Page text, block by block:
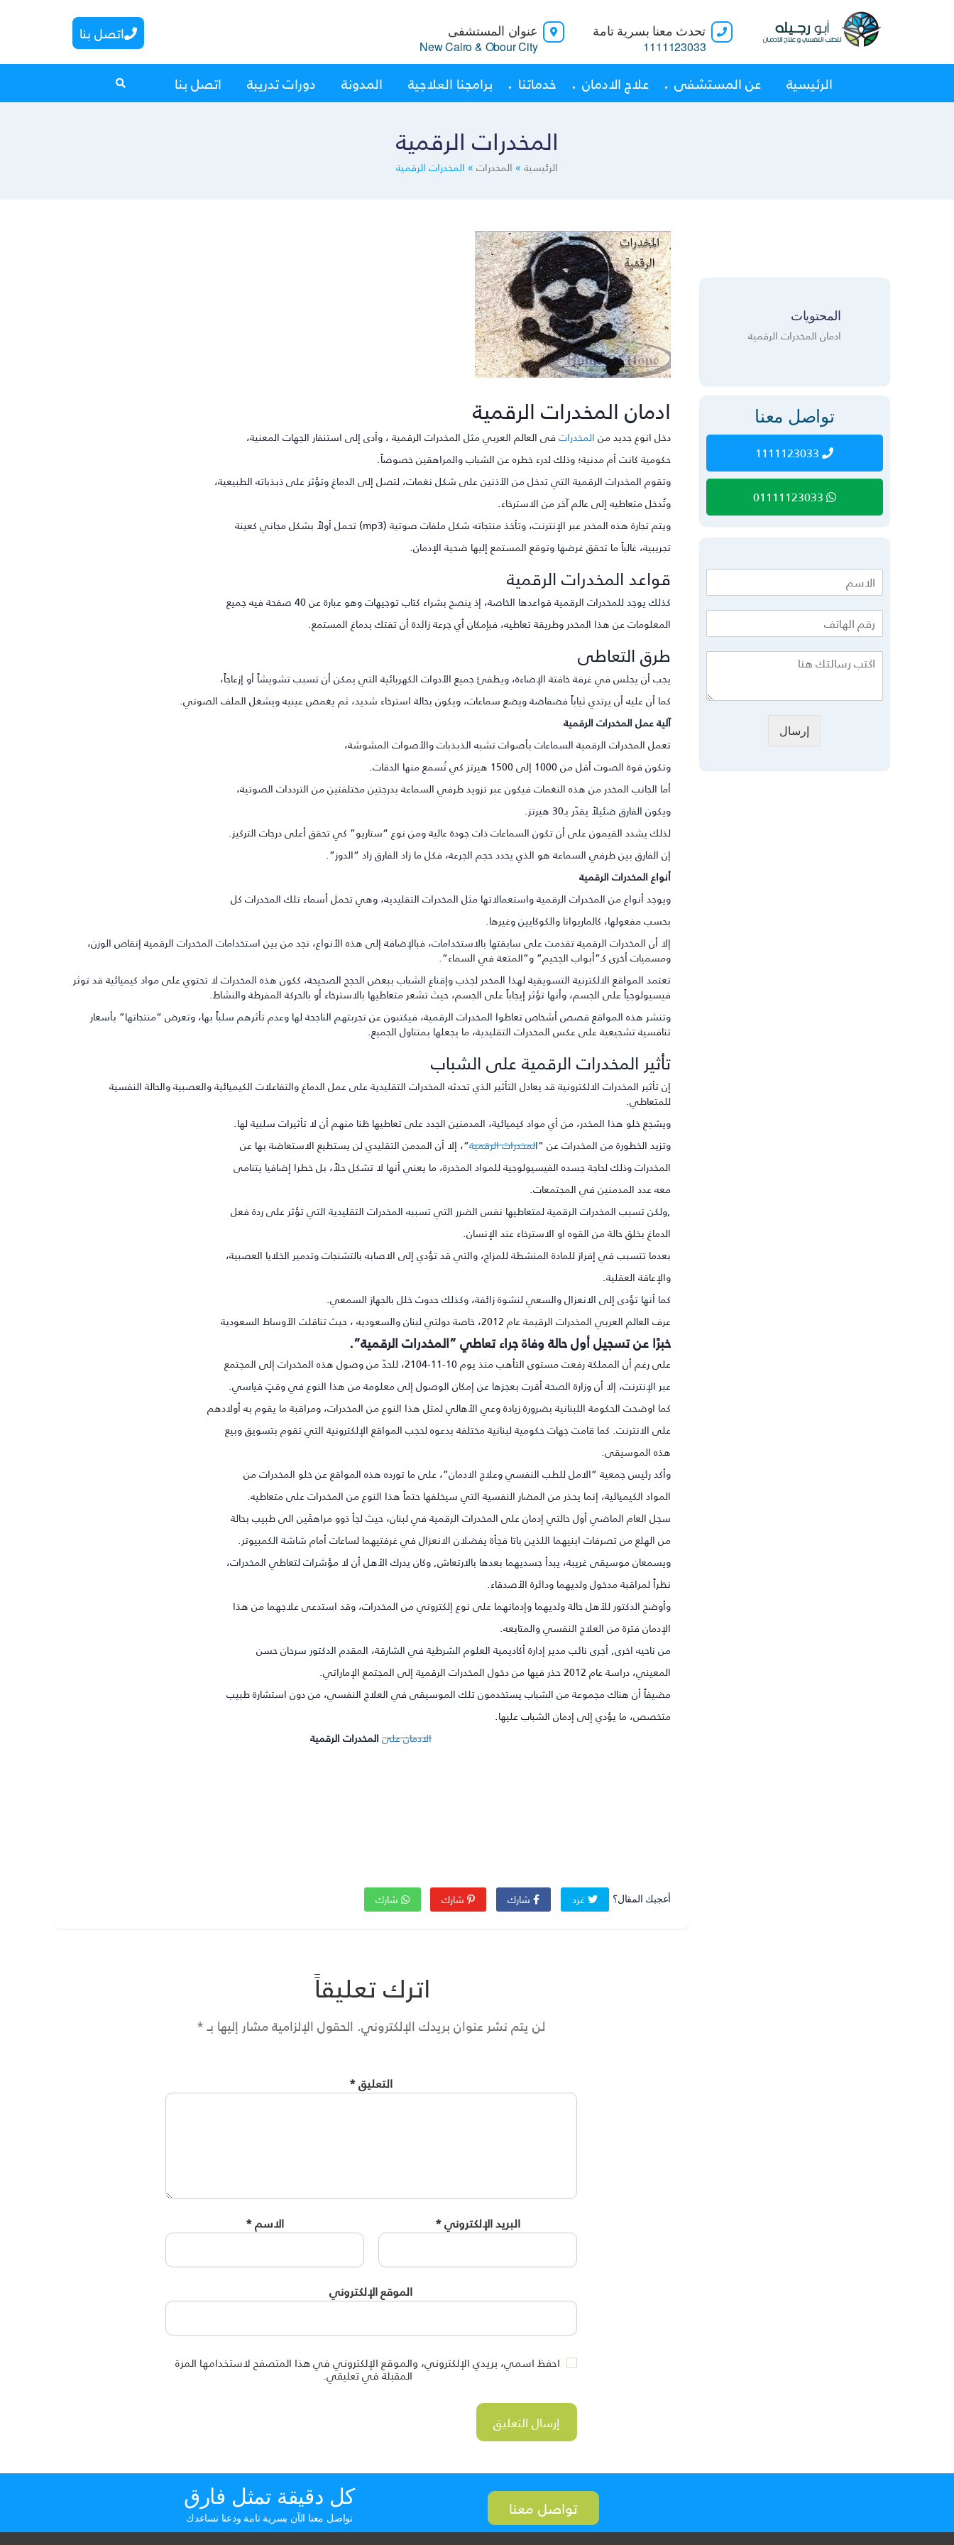
تحدث معنا بسرية تامة
1111123033
عنوان المستشفى
New Cairo & Obour City
اتصل بنا
الرئيسية عن المستشفى علاج الادمان خدماتنا برامجنا العلاجية المدونة دورات تدريبة اتصل بنا
المخدرات الرقمية
الرئيسية» المخدرات» المخدرات الرقمية
ادمان المخدرات الرقمية
دخل انوع جديد منالمخدراتفى العالم العربي مثل المخدرات الرقمية ، وأدى إلى استنفار الجهات المعنية،
حكومية كانت أم مدنية؛ وذلك لدرء خطره عن الشباب والمراهقين خصوصاً.
وتقوم المخدرات الرقمية التي تدخل من الأذنين على شكل نغمات، لتصل إلى الدماغ وتؤثر على ذبذباته الطبيعية،
وتُدخل متعاطيه إلى عالم آخر من الاسترخاء.
ويتم تجارة هذه المخدر عبر الإنترنت، وتأخذ منتجاته شكل ملفات صوتية (mp3) تحمل أولاً بشكل مجاني كعينة
تجريبية، غالباً ما تحقق غرضها وتوقع المستمع إليها ضحية الإدمان.
قواعد المخدرات الرقمية
كذلك يوجد للمخدرات الرقمية قواعدها الخاصة، إذ ينصح بشراء كتاب توجيهات وهو عبارة عن 40 صفحة فيه جميع
المعلومات عن هذا المخدر وطريقة تعاطيه، فبإمكان أي جرعة زائدة أن تفتك بدماغ المستمع.
طرق التعاطى
يجب أن يجلس في غرفة خافتة الإضاءة، ويطفئ جميع الأدوات الكهربائية التي يمكن أن تسبب تشويشاً أو إزعاجاً،
كما أن عليه أن يرتدي ثياباً فضفاضة ويضع سماعات، ويكون بحالة استرخاء شديد، ثم يغمض عينيه ويشغل الملف الصوتي.
آلية عمل المخدرات الرقمية
تعمل المخدرات الرقمية السماعات بأصوات تشبه الذبذبات والأصوات المشوشة،
وتكون قوة الصوت أقل من 1000 إلى 1500 هيرتز كي تُسمع منها الدقات.
أما الجانب المخدر من هذه النغمات فيكون عبر تزويد طرفي السماعة بدرجتين مختلفتين من الترددات الصوتية،
ويكون الفارق ضئيلاً يقدّر بـ30 هيرتز.
لذلك يشدد القيمون على أن تكون السماعات ذات جودة عالية ومن نوع “ستاريو” كي تحقق أعلى درجات التركيز.
إن الفارق بين طرفي السماعة هو الذي يحدد حجم الجرعة، فكل ما زاد الفارق زاد “الدوز”.
أنواع المخدرات الرقمية
ويوجد أنواع من المخدرات الرقمية واستعمالاتها مثل المخدرات التقليدية، وهي تحمل أسماء تلك المخدرات كل
بحسب مفعولها، كالماريوانا والكوكايين وغيرها.
إلا أن المخدرات الرقمية تقدمت على سابقتها بالاستخدامات، فبالإضافة إلى هذه الأنواع، نجد من بين استخدامات المخدرات الرقمية إنقاص الوزن،
ومسميات أخرى كـ”أبواب الجحيم” و”المتعة في السماء”.
تعتمد المواقع الالكترنية التسويقية لهذا المخدر لجذب وإقناع الشباب ببعض الحجج الصحيحة، ككون هذه المخدرات لا تحتوي على مواد كيميائية قد توثر
فيسيولوجياً على الجسم، وأنها تؤثر إيجاباً على الجسم، حيث تشعر متعاطيها بالاسترخاء أو بالحركة المفرطة والنشاط.
وتنشر هذه المواقع قصص أشخاص تعاطوا المخدرات الرقمية، فيكتبون عن تجربتهم الناجحة لها وعدم تأثرهم سلباً بها، وتعرض “منتجاتها” بأسعار
تنافسية تشجيعية على عكس المخدرات التقليدية، ما يجعلها بمتناول الجميع.
تأثير المخدرات الرقمية على الشباب
إن تأثير المخدرات الالكترونية قد يعادل التأثير الذي تحدثه المخدرات التقليدية على عمل الدماغ والتفاعلات الكيميائية والعصبية والحالة النفسية
للمتعاطي.
ويشجع خلو هذا المخدر، من أي مواد كيميائية، المدمنين الجدد على تعاطيها ظنا منهم أن لا تأثيرات سلبية لها.
وتزيد الخطورة من المخدرات عن “المخدرات الرقمية“، إلا أن المدمن التقليدي لن يستطيع الاستعاضة بها عن
المخدرات وذلك لحاجة جسده الفيسيولوجية للمواد المخدرة، ما يعني أنها لا تشكل حلاً، بل خطرا إضافيا يتنامى
معه عدد المدمنين في المجتمعات.
,ولكن تسبب المخدرات الرقمية لمتعاطيها نفس الضرر التي تسببه المخدرات التقليدية التي تؤثر على ردة فعل
الدماغ بخلق حالة من القوه او الاسترخاء عند الإنسان.
بعدما تتسبب في إفراز للمادة المنشطة للمزاج، والتي قد تؤدي إلى الاصابه بالتشنجات وتدمير الخلايا العصبية،
والإعاقة العقلية.
كما أنها تؤدى إلى الانعزال والسعي لنشوة زائفة، وكذلك حدوث خلل بالجهاز السمعي.
عرف العالم العربي المخدرات الرقيمة عام 2012، خاصة دولتي لبنان والسعوديه ، حيث تناقلت الأوساط السعودية
خبرًا عن تسجيل أول حالة وفاة جراء تعاطي ”المخدرات الرقمية”.
على رغم أن المملكة رفعت مستوى التأهب منذ يوم 10-11-2104، للحدّ من وصول هذه المخدرات إلى المجتمع
عبر الإنترنت، إلا أن وزارة الصحة أقرت بعجزها عن إمكان الوصول إلى معلومة من هذا النوع في وقتٍ قياسي.
كما اوضحت الحكومة اللبنانية بضرورة زيادة وعي الأهالي لمثل هذا النوع من المخدرات، ومراقبة ما يقوم به أولادهم
على الانترنت. كما قامت جهات حكومية لبنانية مختلفة بدعوه لحجب المواقع الإلكترونية التي تقوم بتسويق وبيع
هذه الموسيقى.
وأكد رئيس جمعية ”الامل للطب النفسي وعلاج الادمان”، على ما تورده هذه المواقع عن خلو المخدرات من
المواد الكيميائية، إنما يحذر من المضار النفسية التي سيخلفها حتماً هذا النوع من المخدرات على متعاطيه.
سجل العام الماضي أول حالتي إدمان على المخدرات الرقمية في لبنان، حيث لجأ ذوو مراهقَين الى طبيب بحالة
من الهلع من تصرفات ابنيهما اللذين باتا فجأة يفضلان الانعزال في غرفتيهما لساعات أمام شاشة الكمبيوتر.
ويسمعان موسيقى غريبة، يبدأ جسديهما بعدها بالارتعاش, وكان يدرك الأهل أن لا مؤشرات لتعاطي المخدرات،
نظراً لمراقبة مدخول ولديهما ودائرة الأصدقاء.
وأوضح الدكتور للأهل حالة ولديهما وإدمانهما على نوع إلكتروني من المخدرات، وقد استدعى علاجهما من هذا
الإدمان فترة من العلاج النفسي والمتابعه.
من ناحيه اخرى, أجرى نائب مدير إدارة أكاديمية العلوم الشرطية في الشارقة، المقدم الدكتور سرحان حسن
المعيني، دراسة عام 2012 حذر فيها من دخول المخدرات الرقمية إلى المجتمع الإماراتي.
مضيفاً أن هناك مجموعة من الشباب يستخدمون تلك الموسيقى في العلاج النفسي، من دون استشارة طبيب
متخصص، ما يؤدي إلى إدمان الشباب عليها.
الادمان علىالمخدرات الرقمية
أعجبك المقال؟ غرد شارك شارك شارك
اترك تعليقاً
لن يتم نشر عنوان بريدك الإلكتروني. الحقول الإلزامية مشار إليها بـ*
التعليق*
الاسم* البريد الإلكتروني*
الموقع الإلكتروني
احفظ اسمي، بريدي الإلكتروني، والموقع الإلكتروني في هذا المتصفح لاستخدامها المرة
المقبلة في تعليقي.
المحتويات
ادمان المخدرات الرقمية
تواصل معنا
1111123033
إرسال
كل دقيقة تمثل فارق
تواصل معنا الآن بسرية تامة ودعنا نساعدك تواصل معنا